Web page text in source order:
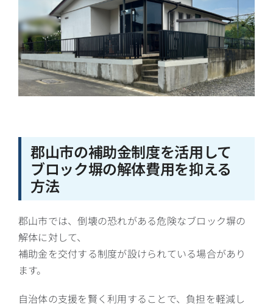
郡山市の補助金制度を活用して
ブロック塀の解体費用を抑える
方法
郡山市では、倒壊の恐れがある危険なブロック塀の
解体に対して、
補助金を交付する制度が設けられている場合があり
ます。
自治体の支援を賢く利用することで、負担を軽減し